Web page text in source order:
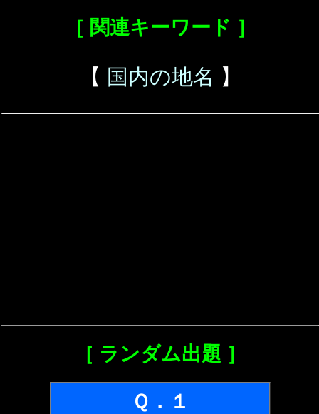
［ 関連キーワード ］
【 国内の地名 】
［ ランダム出題 ］
Ｑ．１